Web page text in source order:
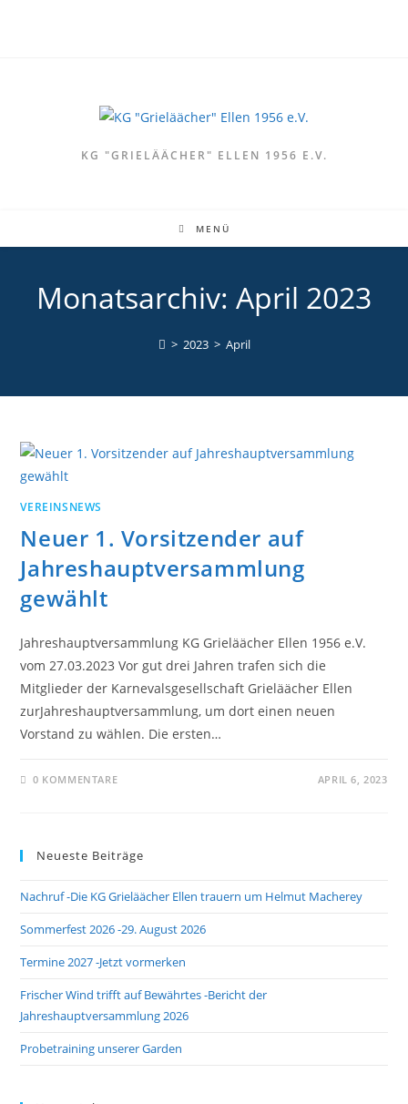
KG "GRIELÄÄCHER" ELLEN 1956 E.V.
MENÜ
Monatsarchiv: April 2023
> 2023 > April
VEREINSNEWS
Neuer 1. Vorsitzender auf
Jahreshauptversammlung
gewählt
Jahreshauptversammlung KG Grieläächer Ellen 1956 e.V.
vom 27.03.2023 Vor gut drei Jahren trafen sich die
Mitglieder der Karnevalsgesellschaft Grieläächer Ellen
zurJahreshauptversammlung, um dort einen neuen
Vorstand zu wählen. Die ersten…
0 KOMMENTARE APRIL 6, 2023
Neueste Beiträge
Nachruf -Die KG Grieläächer Ellen trauern um Helmut Macherey
Sommerfest 2026 -29. August 2026
Termine 2027 -Jetzt vormerken
Frischer Wind trifft auf Bewährtes -Bericht der
Jahreshauptversammlung 2026
Probetraining unserer Garden